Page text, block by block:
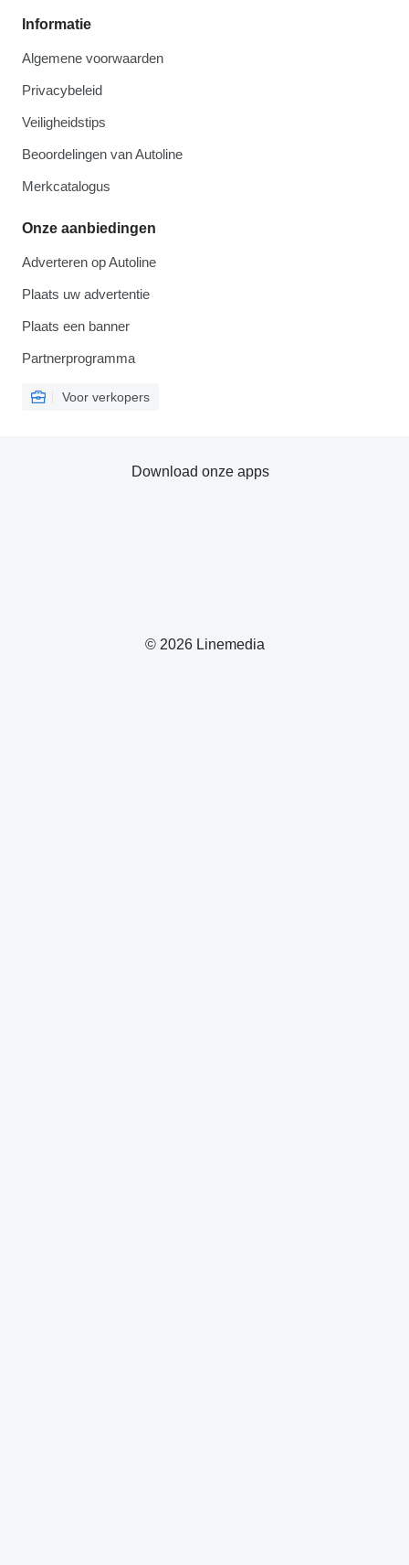
Informatie
Algemene voorwaarden
Privacybeleid
Veiligheidstips
Beoordelingen van Autoline
Merkcatalogus
Onze aanbiedingen
Adverteren op Autoline
Plaats uw advertentie
Plaats een banner
Partnerprogramma
Voor verkopers
© 2026 Linemedia
Download onze apps